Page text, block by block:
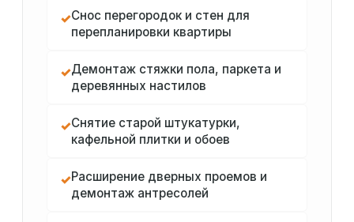
✓Снос перегородок и стен для
перепланировки квартиры
✓Демонтаж стяжки пола, паркета и
деревянных настилов
✓Снятие старой штукатурки,
кафельной плитки и обоев
✓Расширение дверных проемов и
демонтаж антресолей